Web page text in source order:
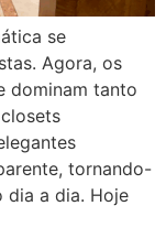
se
Agora, os
dominam tanto
tornando-
dia a dia. Hoje